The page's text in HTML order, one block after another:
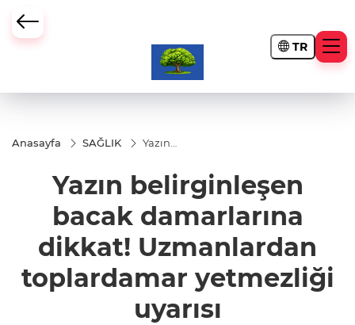
TR
Anasayfa SAĞLIK
Yazın
damarlarına
dikkat!
Uzmanlardan
toplardamar
uyarısı
Yazın belirginleşen
bacak damarlarına
dikkat! Uzmanlardan
toplardamar yetmezliği
uyarısı